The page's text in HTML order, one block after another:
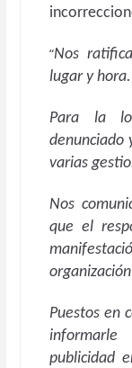
“Nos
lugar y hora.
Para la
denunciado
varias
Nos
que el
Puestos en
publicidad